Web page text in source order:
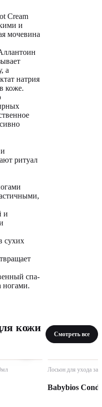
Cream
и
мочевина
а
натрия
коже.
ритуал
и
сухих
спа-
ногами.
кожи
Смотреть все
Лосьон для ухода за
Babybios